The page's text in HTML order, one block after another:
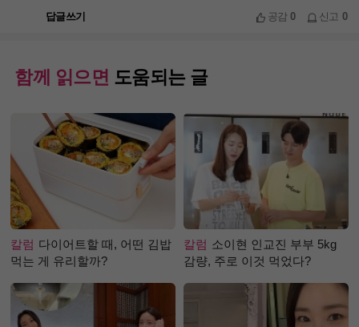
답글쓰기 공감0 신고 0
함께 읽으면 도움되는 글
칼럼 다이어트할 때, 어떤 김밥
먹는 게 유리할까?
칼럼 소이현 인교진 부부 5kg
감량, 주로 이것 먹었다?